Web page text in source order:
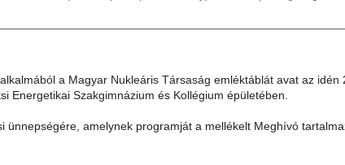
a Magyar Nukleáris Társaság emléktáblát avat az
Energetikai Szakgimnázium és Kollégium épületében.
ünnepségére, amelynek programját a mellékelt Meghívó